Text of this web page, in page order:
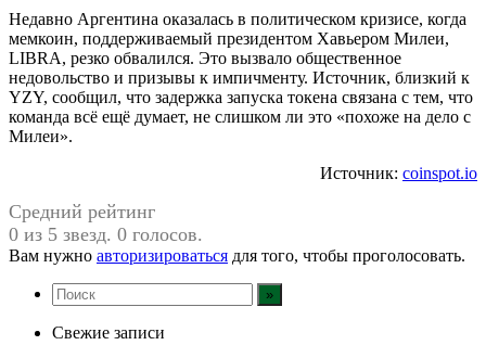
Недавно Аргентина оказалась в политическом кризисе, когда
мемкоин, поддерживаемый президентом Хавьером Милеи,
LIBRA, резко обвалился. Это вызвало общественное
недовольство и призывы к импичменту. Источник, близкий к
YZY, сообщил, что задержка запуска токена связана с тем, что
команда всё ещё думает, не слишком ли это «похоже на дело с
Милеи».
Источник: coinspot.io
Средний рейтинг
0 из 5 звезд. 0 голосов.
Вам нужно авторизироваться для того, чтобы проголосовать.
Свежие записи